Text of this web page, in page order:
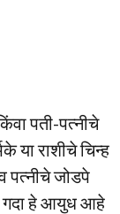
पती-पत्नीचे
या राशीचे चिन्ह
पत्नीचे जोडपे
गदा हे आयुध आहे